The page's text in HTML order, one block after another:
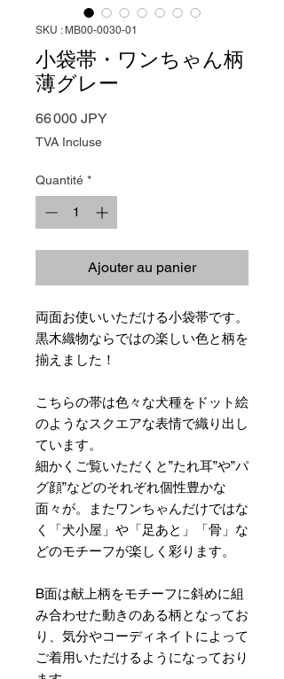
SKU : MB00-0030-01
小袋帯・ワンちゃん柄
薄グレー
66 000 JPYPrix
TVA Incluse
Quantité *
Ajouter au panier
両面お使いいただける小袋帯です。
黒木織物ならではの楽しい色と柄を
揃えました！
こちらの帯は色々な犬種をドット絵
のようなスクエアな表情で織り出し
ています。
細かくご覧いただくと”たれ耳”や”パ
グ顔”などのそれぞれ個性豊かな
面々が。またワンちゃんだけではな
く「犬小屋」や「足あと」「骨」な
どのモチーフが楽しく彩ります。
B面は献上柄をモチーフに斜めに組
み合わせた動きのある柄となってお
り、気分やコーディネイトによって
ご着用いただけるようになっており